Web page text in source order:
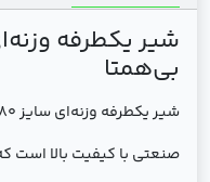
بی‌همتا
صنعتی با کیفیت بالا است